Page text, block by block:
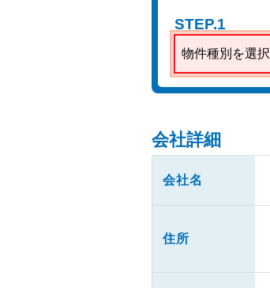
STEP.1
物件種別を選択
会社詳細
会社名
住所